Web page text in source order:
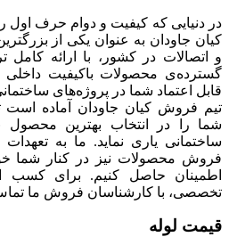
در دنیایی که کیفیت و دوام حرف اول
کیان جاودان به عنوان یکی از
و اتصالات در کشور، با ارائه
گسترده‌‌ی محصولات باکیفیت
قابل اعتماد شما در پروژه‌های
تیم فروش کیان جاودان آماده است
شما را در انتخاب بهترین
ساختمانی یاری نماید. ما به
فروش محصولات نیز در کنار شما
اطمینان حاصل کنیم. برای کسب
تخصصی، با کارشناسان فروش ما
قیمت لوله